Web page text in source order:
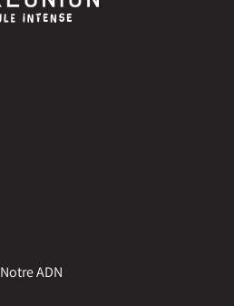
Notre ADN